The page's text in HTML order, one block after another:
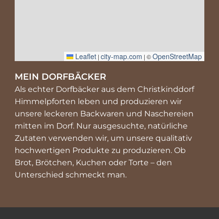
Leaflet | city-map.com | ©OpenStreetMap
MEIN DORFBÄCKER
Als echter Dorfbäcker aus dem Christkinddorf
Himmelpforten leben und produzieren wir
unsere leckeren Backwaren und Naschereien
mitten im Dorf. Nur ausgesuchte, natürliche
Zutaten verwenden wir, um unsere qualitativ
hochwertigen Produkte zu produzieren. Ob
Brot, Brötchen, Kuchen oder Torte – den
Unterschied schmeckt man.